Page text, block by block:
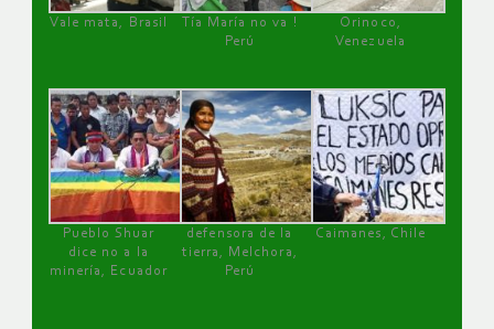
Vale mata, Brasil
Tía María no va !
Perú
Orinoco,
Venezuela
Pueblo Shuar
dice no a la
minería, Ecuador
defensora de la
tierra, Melchora,
Perú
Caimanes, Chile